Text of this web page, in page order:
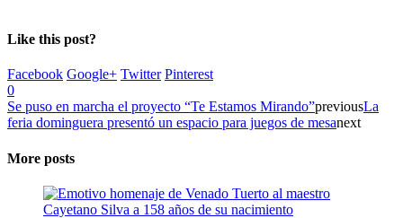
Like this post?
Facebook Google+ Twitter Pinterest
0
Se puso en marcha el proyecto “Te Estamos Mirando”previousLa
feria dominguera presentó un espacio para juegos de mesanext
More posts